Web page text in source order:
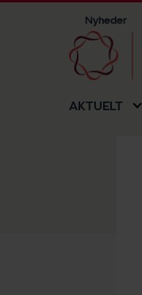
Nyheder
AKTUELT